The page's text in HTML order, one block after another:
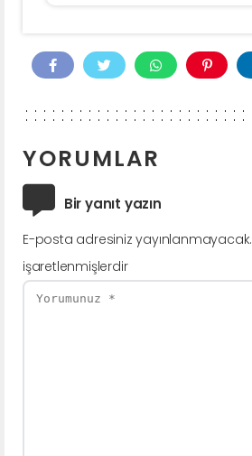
YORUMLAR
Bir yanıt yazın
E-posta adresiniz yayınlanmayacak.
işaretlenmişlerdir